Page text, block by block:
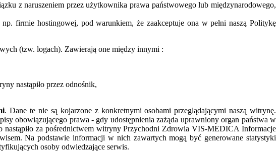
z naruszeniem przez użytkownika prawa państwowego lub międzynarodowego,
firmie hostingowej, pod warunkiem, że zaakceptuje ona w pełni naszą Politykę
(tzw. logach). Zawierają one między innymi :
nastąpiło przez odnośnik,
. Dane te nie są kojarzone z konkretnymi osobami przeglądającymi naszą witrynę.
obowiązującego prawa - gdy udostępnienia zażąda uprawniony organ państwa w
za pośrednictwem witryny Przychodni Zdrowia VIS-MEDICA Informacje
Na podstawie informacji w nich zawartych mogą być generowane statystyki
osoby odwiedzające serwis.